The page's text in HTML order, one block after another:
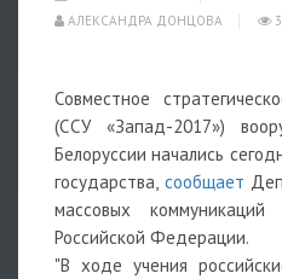
АЛЕКСАНДРА ДОНЦОВА
3
Совместное
(ССУ «Запад-2017»)
Белоруссии начались
государства, сообщает
массовых коммуникаций
Российской Федерации.
"В ходе учения